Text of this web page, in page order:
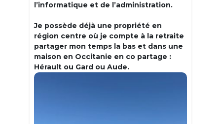
l’informatique et de l’administration.
Je possède déjà une propriété en
région centre où je compte à la retraite
partager mon temps la bas et dans une
maison en Occitanie en co partage :
Hérault ou Gard ou Aude.